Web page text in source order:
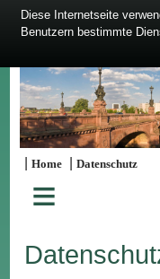
|Home |Datenschutz
≡
Diese Internetseite
Benutzern bestimmte